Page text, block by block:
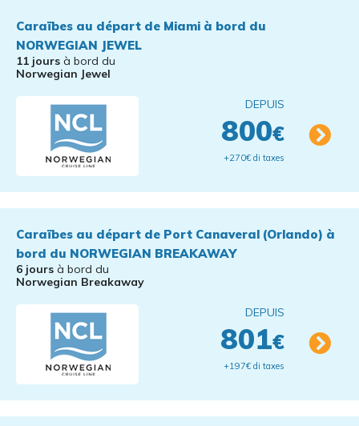
Caraïbes au départ de Miami à bord du
NORWEGIAN JEWEL
11 jours à bord du
Norwegian Jewel
DEPUIS
800€
+270€ di taxes
Caraïbes au départ de Port Canaveral (Orlando) à
bord du NORWEGIAN BREAKAWAY
6 jours à bord du
Norwegian Breakaway
DEPUIS
801€
+197€ di taxes